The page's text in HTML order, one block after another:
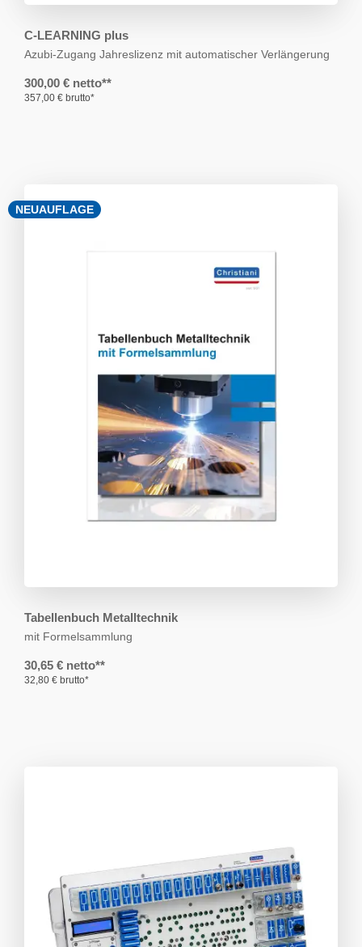
C-LEARNING plus
Azubi-Zugang Jahreslizenz mit automatischer Verlängerung
300,00 € netto**
357,00 € brutto*
NEUAUFLAGE
Tabellenbuch Metalltechnik
mit Formelsammlung
30,65 € netto**
32,80 € brutto*